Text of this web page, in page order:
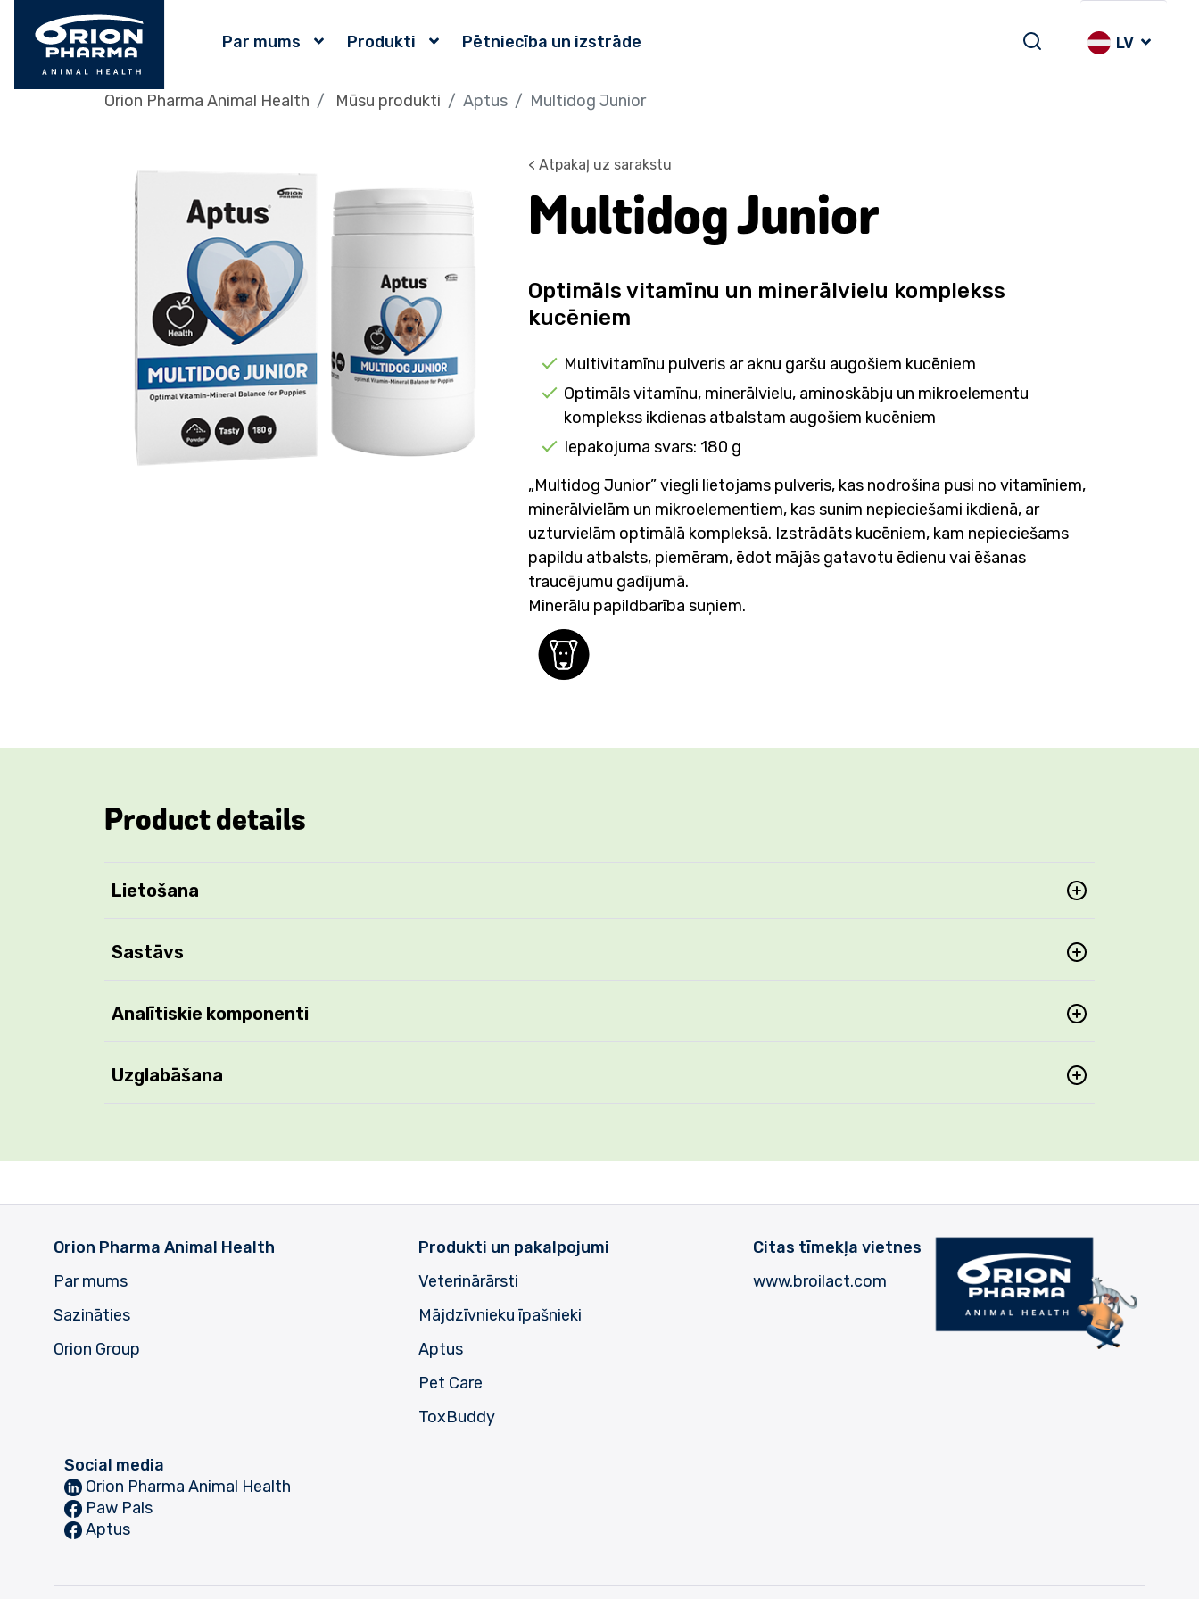
Par mums Produkti Pētniecība un izstrāde LV
Orion Pharma Animal Health Mūsu produkti Aptus Multidog Junior
< Atpakaļ uz sarakstu
Multidog Junior
Optimāls vitamīnu un minerālvielu komplekss
kucēniem
Multivitamīnu pulveris ar aknu garšu augošiem kucēniem
Optimāls vitamīnu, minerālvielu, aminoskābju un mikroelementu
komplekss ikdienas atbalstam augošiem kucēniem
Iepakojuma svars: 180 g
„Multidog Junior” viegli lietojams pulveris, kas nodrošina pusi no vitamīniem,
minerālvielām un mikroelementiem, kas sunim nepieciešami ikdienā, ar
uzturvielām optimālā kompleksā. Izstrādāts kucēniem, kam nepieciešams
papildu atbalsts, piemēram, ēdot mājās gatavotu ēdienu vai ēšanas
traucējumu gadījumā.
Minerālu papildbarība suņiem.
Product details
Lietošana
Sastāvs
Analītiskie komponenti
Uzglabāšana
Orion Pharma Animal Health
Par mums
Sazināties
Orion Group
Produkti un pakalpojumi
Veterinārārsti
Mājdzīvnieku īpašnieki
Aptus
Pet Care
ToxBuddy
Citas tīmekļa vietnes
www.broilact.com
Social media
Orion Pharma Animal Health
Paw Pals
Aptus